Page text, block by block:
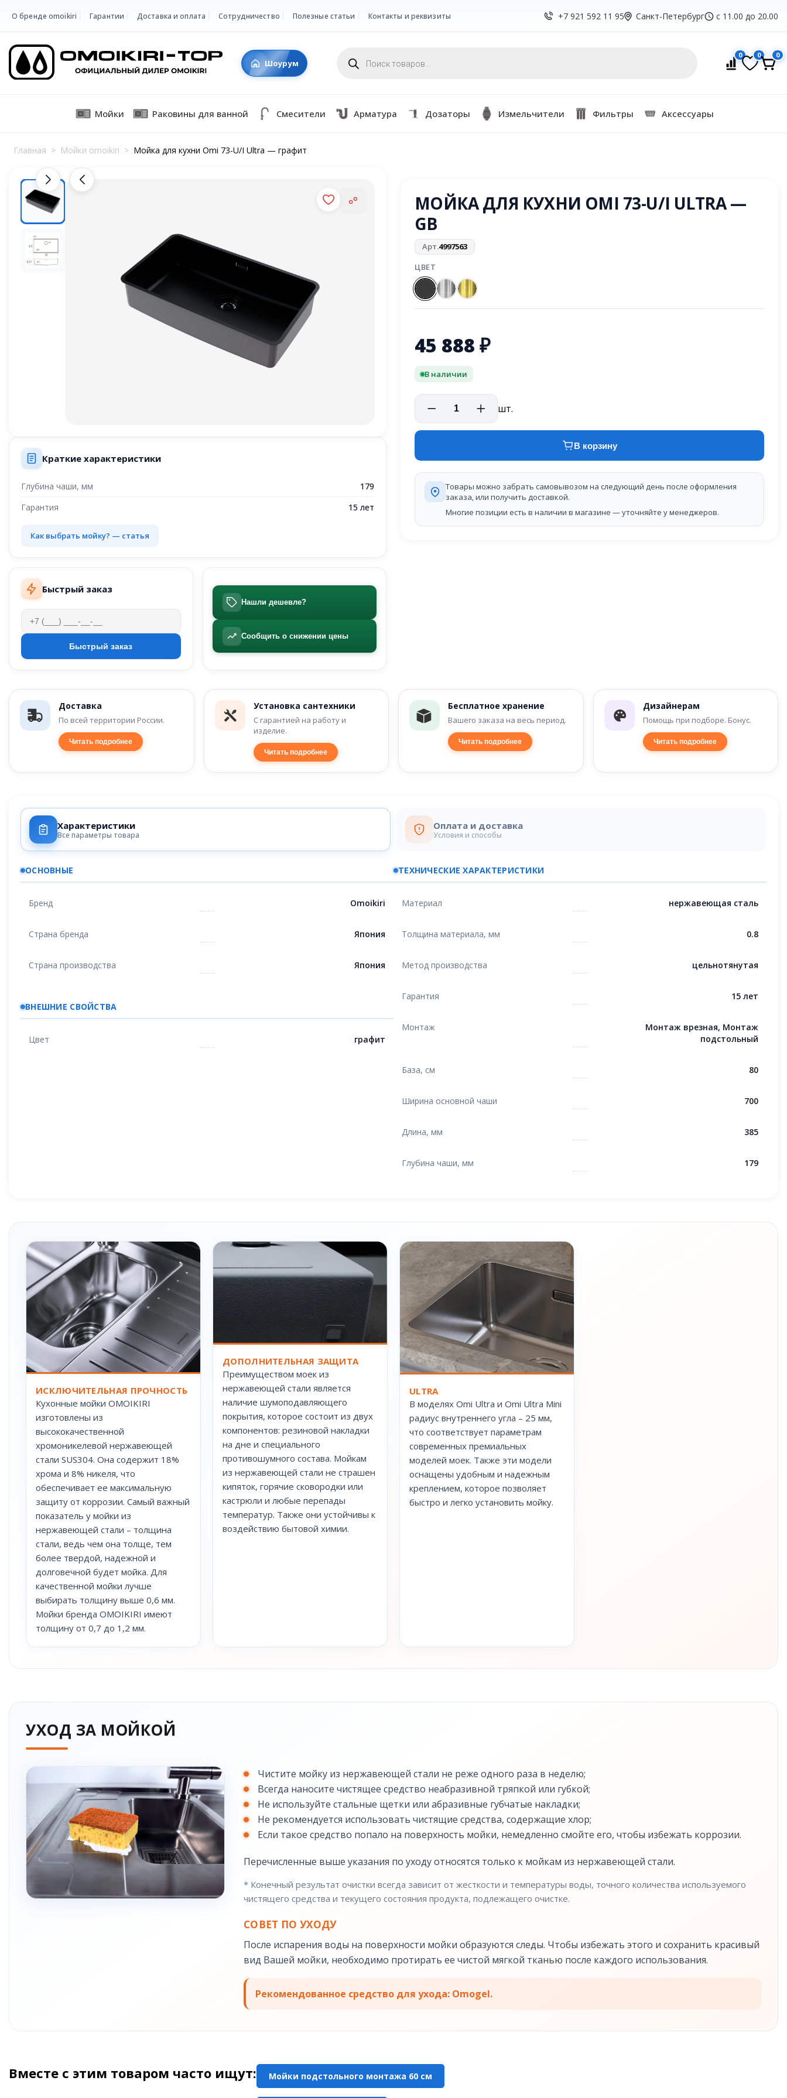
О бренде omoikiri Гарантии Доставка и оплата Сотрудничество Полезные статьи Контакты и реквизиты +7 921 592 11 95 Санкт-Петербург с 11.00 до 20.00
Шоурум товаров 0 0 0
Мойки Раковины для ванной Смесители Арматура Дозаторы Измельчители Фильтры Аксессуары
Главная > Мойки omoikiri > Мойка для кухни Omi 73-U/I Ultra — графит
Краткие характеристики
Глубина чаши, мм
179
Гарантия
15 лет
Как выбрать мойку? — статья
Быстрый заказ
Нашли дешевле?
Сообщить о снижении цены
МОЙКА ДЛЯ КУХНИ OMI 73-U/I ULTRA —
GB
Арт.4997563
ЦВЕТ
45 888 ₽
В наличии
шт.
В корзину
Товары можно забрать самовывозом на следующий день после оформления
заказа, или получить доставкой.
Многие позиции есть в наличии в магазине — уточняйте у менеджеров.
Доставка
По всей территории России.
Читать подробнее
Установка сантехники
С гарантией на работу и
изделие.
Читать подробнее
Бесплатное хранение
Вашего заказа на весь период.
Читать подробнее
Дизайнерам
Помощь при подборе. Бонус.
Читать подробнее
Характеристики
Все параметры товара
Оплата и доставка
Условия и способы
ОСНОВНЫЕ
Бренд Omoikiri
Страна бренда Япония
Страна производства Япония
ВНЕШНИЕ СВОЙСТВА
Цвет графит
ТЕХНИЧЕСКИЕ ХАРАКТЕРИСТИКИ
Материал нержавеющая сталь
Толщина материала, мм 0.8
Метод производства цельнотянутая
Гарантия 15 лет
Монтаж
Монтаж врезная, Монтаж
подстольный
База, см 80
Ширина основной чаши 700
Длина, мм 385
Глубина чаши, мм 179
ИСКЛЮЧИТЕЛЬНАЯ ПРОЧНОСТЬ
Кухонные мойки OMOIKIRI
изготовлены из
высококачественной
хромоникелевой нержавеющей
стали SUS304. Она содержит 18%
хрома и 8% никеля, что
обеспечивает ее максимальную
защиту от коррозии. Самый важный
показатель у мойки из
нержавеющей стали – толщина
стали, ведь чем она толще, тем
более твердой, надежной и
долговечной будет мойка. Для
качественной мойки лучше
выбирать толщину выше 0,6 мм.
Мойки бренда OMOIKIRI имеют
толщину от 0,7 до 1,2 мм.
ДОПОЛНИТЕЛЬНАЯ ЗАЩИТА
Преимуществом моек из
нержавеющей стали является
наличие шумоподавляющего
покрытия, которое состоит из двух
компонентов: резиновой накладки
на дне и специального
противошумного состава. Мойкам
из нержавеющей стали не страшен
кипяток, горячие сковородки или
кастрюли и любые перепады
температур. Также они устойчивы к
воздействию бытовой химии.
ULTRA
В моделях Omi Ultra и Omi Ultra Mini
радиус внутреннего угла – 25 мм,
что соответствует параметрам
современных премиальных
моделей моек. Также эти модели
оснащены удобным и надежным
креплением, которое позволяет
быстро и легко установить мойку.
УХОД ЗА МОЙКОЙ
Чистите мойку из нержавеющей стали не реже одного раза в неделю;
Всегда наносите чистящее средство неабразивной тряпкой или губкой;
Не используйте стальные щетки или абразивные губчатые накладки;
Не рекомендуется использовать чистящие средства, содержащие хлор;
Если такое средство попало на поверхность мойки, немедленно смойте его, чтобы избежать коррозии.
Перечисленные выше указания по уходу относятся только к мойкам из нержавеющей стали.
* Конечный результат очистки всегда зависит от жесткости и температуры воды, точного количества используемого
чистящего средства и текущего состояния продукта, подлежащего очистке.
СОВЕТ ПО УХОДУ
После испарения воды на поверхности мойки образуются следы. Чтобы избежать этого и сохранить красивый
вид Вашей мойки, необходимо протирать ее чистой мягкой тканью после каждого использования.
Рекомендованное средство для ухода: Omogel.
Вместе с этим товаром часто ищут: Мойки подстольного монтажа 60 см